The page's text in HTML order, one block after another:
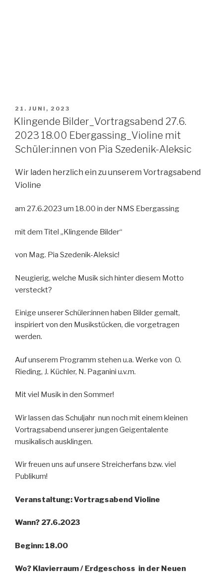
VERÖFFENTLICHT
AM
21. JUNI, 2023
Klingende Bilder_Vortragsabend 27.6.
2023 18.00 Ebergassing_Violine mit
Schüler:innen von Pia Szedenik-Aleksic
Wir laden herzlich ein zu unserem Vortragsabend
Violine
am 27.6.2023 um 18.00 in der NMS Ebergassing
mit dem Titel „Klingende Bilder“
von Mag. Pia Szedenik-Aleksic!
Neugierig, welche Musik sich hinter diesem Motto
versteckt?
Einige unserer Schüler:innen haben Bilder gemalt,
inspiriert von den Musikstücken, die vorgetragen
werden.
Auf unserem Programm stehen u.a. Werke von O.
Rieding, J. Küchler, N. Paganini u.v.m.
Mit viel Musik in den Sommer!
Wir lassen das Schuljahr nun noch mit einem kleinen
Vortragsabend unserer jungen Geigentalente
musikalisch ausklingen.
Wir freuen uns auf unsere Streicherfans bzw. viel
Publikum!
Veranstaltung: Vortragsabend Violine
Wann? 27.6.2023
Beginn: 18.00
Wo? Klavierraum / Erdgeschoss in der Neuen